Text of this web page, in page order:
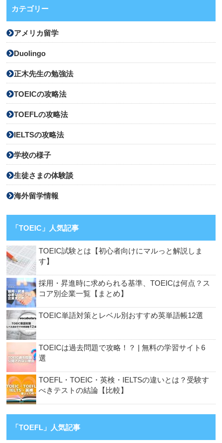
カテゴリー
アメリカ留学
Duolingo
正木先生の勉強法
TOEICの攻略法
TOEFLの攻略法
IELTSの攻略法
学校の様子
生徒さまの体験談
海外留学情報
「TOEIC」人気記事
TOEIC試験とは【初心者向けにマルっと解説しま
す】
採用・昇進時に求められる基準、TOEICは何点？ス
コア別企業一覧【まとめ】
TOEIC単語対策とレベル別おすすめ英単語帳12選
TOEICは過去問題で攻略！？ | 無料の学習サイト6
選
TOEFL・TOEIC・英検・IELTSの違いとは？受験す
べきテストの結論【比較】
「TOEFL」人気記事